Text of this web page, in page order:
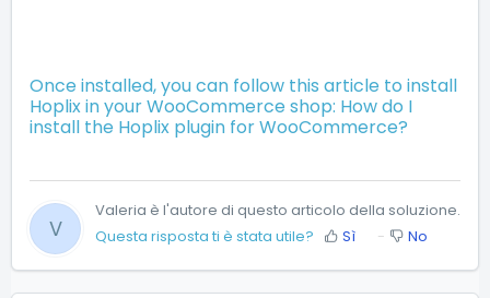
Once installed, you can follow this article to install
Hoplix in your WooCommerce shop: How do I
install the Hoplix plugin for WooCommerce?
V
Valeria è l'autore di questo articolo della soluzione.
Questa risposta ti è stata utile?
Sì No